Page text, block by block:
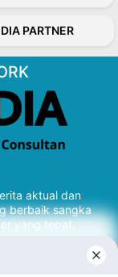
PARTNER
aktual dan
berbaik sangka
yang tepat.